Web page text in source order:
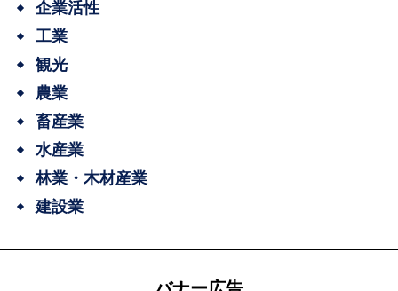
企業活性
工業
観光
農業
畜産業
水産業
林業・木材産業
建設業